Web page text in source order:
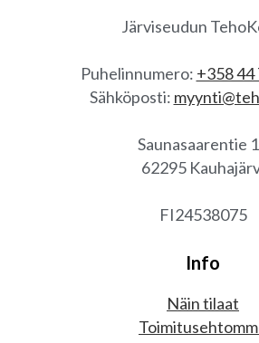
Järviseudun
Puhelinnumero: +358 44
Sähköposti:
Saunasaarentie
62295
FI24538075
Info
Näin tilaat